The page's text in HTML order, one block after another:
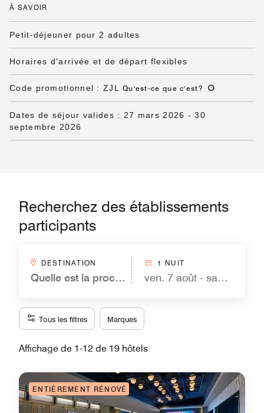
À SAVOIR
Petit-déjeuner pour 2 adultes
Horaires d'arrivée et de départ flexibles
Code promotionnel :ZJL Qu'est-ce que c'est?
Dates de séjour valides : 27 mars 2026 -30
septembre 2026
Recherchez des établissements
participants
DESTINATION
Quelle est la prochaine étape ?
1 NUIT
ven. 7 août - sam. 8 août
Tous les filtres Marques
Affichage de 1-12 de 19 hôtels
ENTIÈREMENT RÉNOVÉ